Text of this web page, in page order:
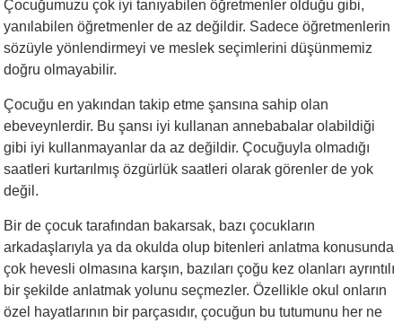
Çocuğumuzu çok iyi tanıyabilen öğretmenler olduğu gibi,
yanılabilen öğretmenler de az değildir. Sadece öğretmenlerin
sözüyle yönlendirmeyi ve meslek seçimlerini düşünmemiz
doğru olmayabilir.
Çocuğu en yakından takip etme şansına sahip olan
ebeveynlerdir. Bu şansı iyi kullanan annebabalar olabildiği
gibi iyi kullanmayanlar da az değildir. Çocuğuyla olmadığı
saatleri kurtarılmış özgürlük saatleri olarak görenler de yok
değil.
Bir de çocuk tarafından bakarsak, bazı çocukların
arkadaşlarıyla ya da okulda olup bitenleri anlatma konusunda
çok hevesli olmasına karşın, bazıları çoğu kez olanları ayrıntılı
bir şekilde anlatmak yolunu seçmezler. Özellikle okul onların
özel hayatlarının bir parçasıdır, çocuğun bu tutumunu her ne